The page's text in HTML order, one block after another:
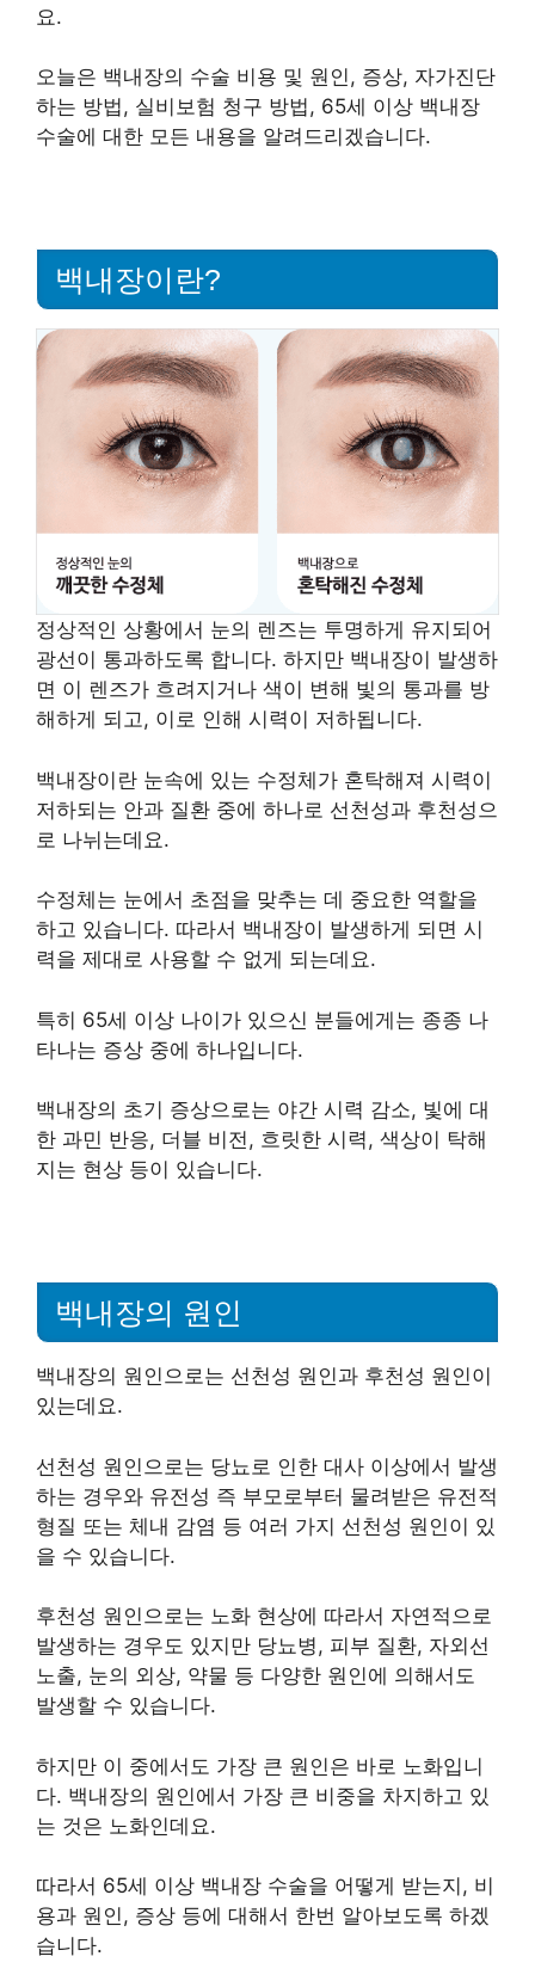
요.
오늘은 백내장의 수술 비용 및 원인, 증상, 자가진단
하는 방법, 실비보험 청구 방법, 65세 이상 백내장
수술에 대한 모든 내용을 알려드리겠습니다.
백내장이란?
정상적인 상황에서 눈의 렌즈는 투명하게 유지되어
광선이 통과하도록 합니다. 하지만 백내장이 발생하
면 이 렌즈가 흐려지거나 색이 변해 빛의 통과를 방
해하게 되고, 이로 인해 시력이 저하됩니다.
백내장이란 눈속에 있는 수정체가 혼탁해져 시력이
저하되는 안과 질환 중에 하나로 선천성과 후천성으
로 나뉘는데요.
수정체는 눈에서 초점을 맞추는 데 중요한 역할을
하고 있습니다. 따라서 백내장이 발생하게 되면 시
력을 제대로 사용할 수 없게 되는데요.
특히 65세 이상 나이가 있으신 분들에게는 종종 나
타나는 증상 중에 하나입니다.
백내장의 초기 증상으로는 야간 시력 감소, 빛에 대
한 과민 반응, 더블 비전, 흐릿한 시력, 색상이 탁해
지는 현상 등이 있습니다.
백내장의 원인
백내장의 원인으로는 선천성 원인과 후천성 원인이
있는데요.
선천성 원인으로는 당뇨로 인한 대사 이상에서 발생
하는 경우와 유전성 즉 부모로부터 물려받은 유전적
형질 또는 체내 감염 등 여러 가지 선천성 원인이 있
을 수 있습니다.
후천성 원인으로는 노화 현상에 따라서 자연적으로
발생하는 경우도 있지만 당뇨병, 피부 질환, 자외선
노출, 눈의 외상, 약물 등 다양한 원인에 의해서도
발생할 수 있습니다.
하지만 이 중에서도 가장 큰 원인은 바로 노화입니
다. 백내장의 원인에서 가장 큰 비중을 차지하고 있
는 것은 노화인데요.
따라서 65세 이상 백내장 수술을 어떻게 받는지, 비
용과 원인, 증상 등에 대해서 한번 알아보도록 하겠
습니다.